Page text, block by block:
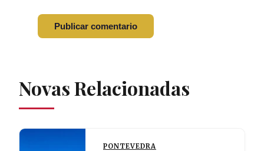
Novas Relacionadas
PONTEVEDRA